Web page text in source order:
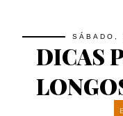
SÁBADO,
DICAS